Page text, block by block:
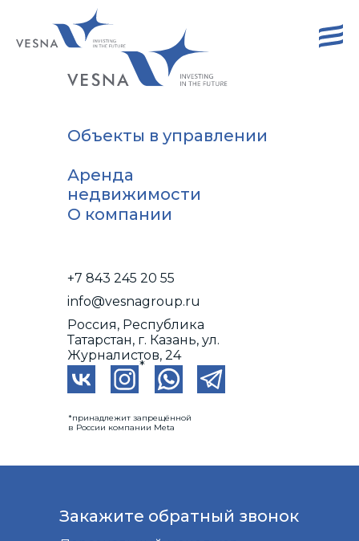
Россия, Республика
Татарстан, г. Казань, ул.
Журналистов, 24
Объекты в управлении
Закажите обратный звонок
Аренда
недвижимости
О компании
*принадлежит запрещённой
в России компании Meta
+7 843 245 20 55
info@vesnagroup.ru
*